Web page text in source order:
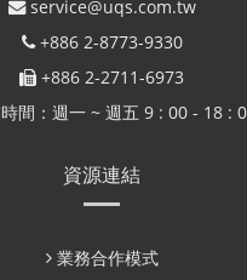
service@uqs.com.tw
+886 2-8773-9330
+886 2-2711-6973
間：週一 ~ 週五 9 : 00 - 18 :
資源連結
業務合作模式